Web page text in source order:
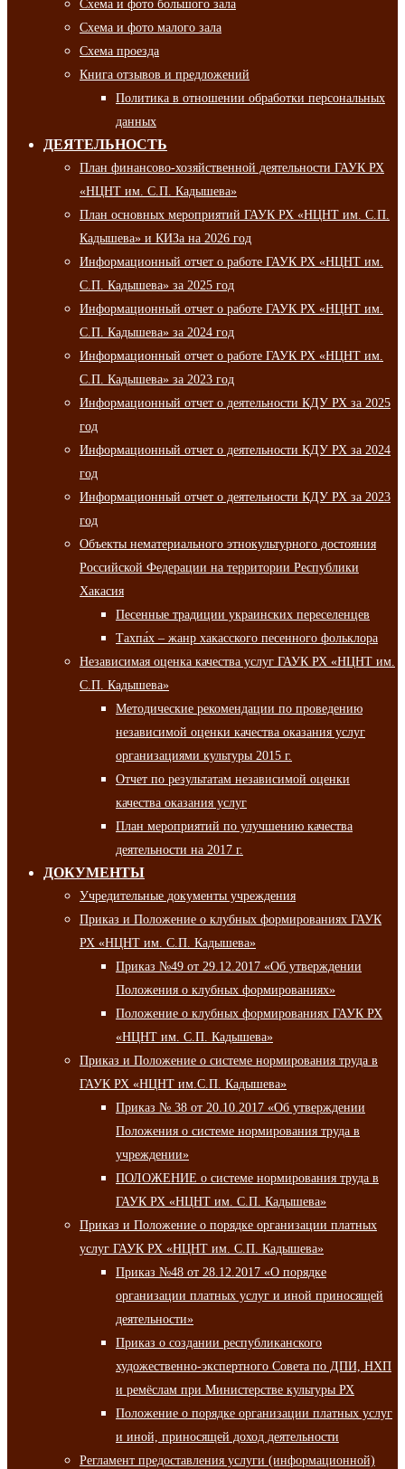
Схема и фото большого зала
Схема и фото малого зала
Схема проезда
Книга отзывов и предложений
Политика в отношении обработки персональных
данных
ДЕЯТЕЛЬНОСТЬ
План финансово-хозяйственной деятельности ГАУК РХ
«НЦНТ им. С.П. Кадышева»
План основных мероприятий ГАУК РХ «НЦНТ им. С.П.
Кадышева» и КИЗа на 2026 год
Информационный отчет о работе ГАУК РХ «НЦНТ им.
С.П. Кадышева» за 2025 год
Информационный отчет о работе ГАУК РХ «НЦНТ им.
С.П. Кадышева» за 2024 год
Информационный отчет о работе ГАУК РХ «НЦНТ им.
С.П. Кадышева» за 2023 год
Информационный отчет о деятельности КДУ РХ за 2025
год
Информационный отчет о деятельности КДУ РХ за 2024
год
Информационный отчет о деятельности КДУ РХ за 2023
год
Объекты нематериального этнокультурного достояния
Российской Федерации на территории Республики
Хакасия
Песенные традиции украинских переселенцев
Тахпа́х – жанр хакасского песенного фольклора
Независимая оценка качества услуг ГАУК РХ «НЦНТ им.
С.П. Кадышева»
Методические рекомендации по проведению
независимой оценки качества оказания услуг
организациями культуры 2015 г.
Отчет по результатам независимой оценки
качества оказания услуг
План мероприятий по улучшению качества
деятельности на 2017 г.
ДОКУМЕНТЫ
Учредительные документы учреждения
Приказ и Положение о клубных формированиях ГАУК
РХ «НЦНТ им. С.П. Кадышева»
Приказ №49 от 29.12.2017 «Об утверждении
Положения о клубных формированиях»
Положение о клубных формированиях ГАУК РХ
«НЦНТ им. С.П. Кадышева»
Приказ и Положение о системе нормирования труда в
ГАУК РХ «НЦНТ им.С.П. Кадышева»
Приказ № 38 от 20.10.2017 «Об утверждении
Положения о системе нормирования труда в
учреждении»
ПОЛОЖЕНИЕ о системе нормирования труда в
ГАУК РХ «НЦНТ им. С.П. Кадышева»
Приказ и Положение о порядке организации платных
услуг ГАУК РХ «НЦНТ им. С.П. Кадышева»
Приказ №48 от 28.12.2017 «О порядке
организации платных услуг и иной приносящей
деятельности»
Приказ о создании республиканского
художественно-экспертного Совета по ДПИ, НХП
и ремёслам при Министерстве культуры РХ
Положение о порядке организации платных услуг
и иной, приносящей доход деятельности
Регламент предоставления услуги (информационной)